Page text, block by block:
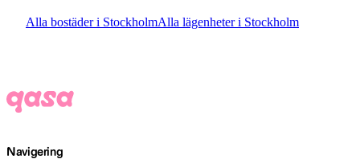
Alla bostäder i StockholmAlla lägenheter i Stockholm
Navigering